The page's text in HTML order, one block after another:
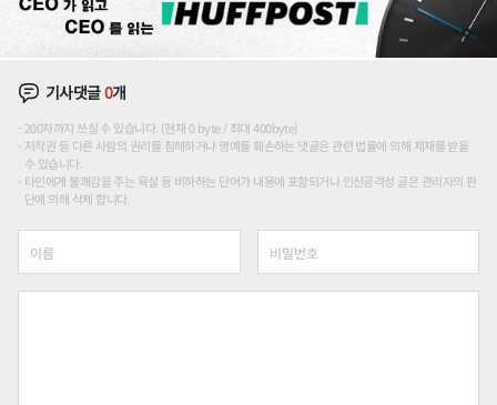
기사댓글0개
200자까지 쓰실 수 있습니다. (현재 0 byte / 최대 400byte)
저작권 등 다른 사람의 권리를 침해하거나 명예를 훼손하는 댓글은 관련 법률에 의해 제재를 받을
수 있습니다.
타인에게 불쾌감을 주는 욕설 등 비하하는 단어가 내용에 포함되거나 인신공격성 글은 관리자의 판
단에 의해 삭제 합니다.